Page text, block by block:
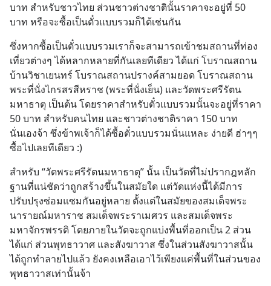
บาท สำหรับชาวไทย ส่วนชาวต่างชาตินั้นราคาจะอยู่ที่ 50
บาท หรือจะซื้อเป็นตั๋วแบบรวมก็ได้เช่นกัน
ซึ่งหากซื้อเป็นตั๋วแบบรวมเราก็จะสามารถเข้าชมสถานที่ท่อง
เที่ยวต่างๆ ได้หลากหลายที่กันเลยทีเดียว ได้แก่ โบราณสถาน
บ้านวิชาเยนทร์ โบราณสถานปรางค์สามยอด โบราณสถาน
พระที่นั่งไกรสรสีหราช (พระที่นั่งเย็น) และวัดพระศรีรัตน
มหาธาตุ เป็นต้น โดยราคาสำหรับตั๋วแบบรวมนั้นจะอยู่ที่ราคา
50 บาท สำหรับคนไทย และชาวต่างชาติราคา 150 บาท
นั่นเองจ้า ซึ่งข้าพเจ้าก็ได้ซื้อตั๋วแบบรวมนั่นแหละ ง่ายดี ฮ่าๆๆ
ซื้อไปเลยทีเดียว :)
สำหรับ “วัดพระศรีรัตนมหาธาตุ” นั้น เป็นวัดที่ไม่ปรากฎหลัก
ฐานที่แน่ชัดว่าถูกสร้างขึ้นในสมัยใด แต่วัดแห่งนี้ได้มีการ
ปรับปรุงซ่อมแซมกันอยู่หลาย ตั้งแต่ในสมัยของสมเด็จพระ
นารายณ์มหาราช สมเด็จพระราเมศวร และสมเด็จพระ
มหาจักรพรรดิ โดยภายในวัดจะถูกแบ่งพื้นที่ออกเป็น 2 ส่วน
ได้แก่ ส่วนพุทธาวาศ และสังฆาวาส ซึ่งในส่วนสังฆาวาสนั้น
ได้ถูกทำลายไปแล้ว ยังคงเหลือเอาไว้เพียงแค่พื้นที่ในส่วนของ
พุทธาวาสเท่านั้นจ้า